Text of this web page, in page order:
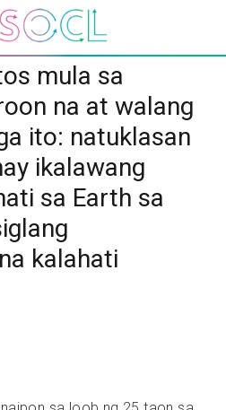
mula sa
na at walang
ito: natuklasan
ikalawang
sa Earth sa
kalahati